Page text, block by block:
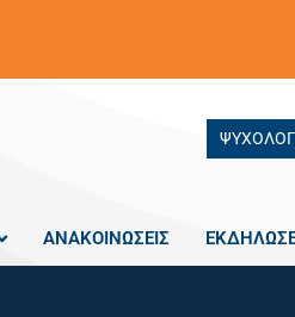
ΑΝΑΚΟΙΝΩΣΕΙΣ